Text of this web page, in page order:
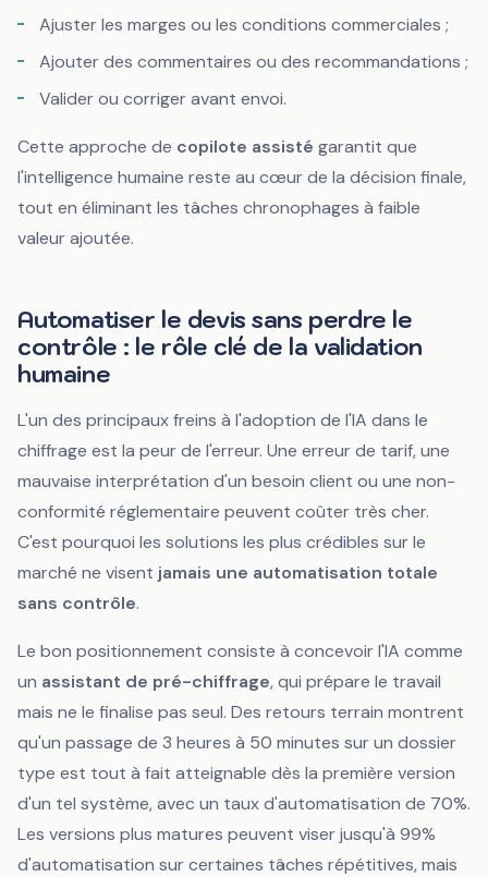
Ajuster les marges ou les conditions commerciales ;
Ajouter des commentaires ou des recommandations ;
Valider ou corriger avant envoi.
Cette approche de copilote assisté garantit que
l'intelligence humaine reste au cœur de la décision finale,
tout en éliminant les tâches chronophages à faible
valeur ajoutée.
Automatiser le devis sans perdre le
contrôle : le rôle clé de la validation
humaine
L'un des principaux freins à l'adoption de l'IA dans le
chiffrage est la peur de l'erreur. Une erreur de tarif, une
mauvaise interprétation d'un besoin client ou une non-
conformité réglementaire peuvent coûter très cher.
C'est pourquoi les solutions les plus crédibles sur le
marché ne visent jamais une automatisation totale
sans contrôle.
Le bon positionnement consiste à concevoir l'IA comme
un assistant de pré-chiffrage, qui prépare le travail
mais ne le finalise pas seul. Des retours terrain montrent
qu'un passage de 3 heures à 50 minutes sur un dossier
type est tout à fait atteignable dès la première version
d'un tel système, avec un taux d'automatisation de 70%.
Les versions plus matures peuvent viser jusqu'à 99%
d'automatisation sur certaines tâches répétitives, mais